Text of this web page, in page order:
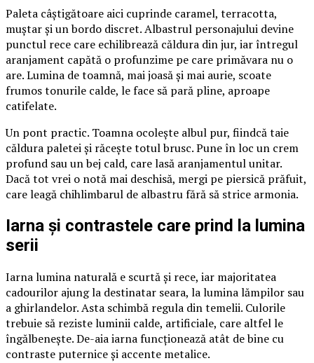
Paleta câștigătoare aici cuprinde caramel, terracotta,
muștar și un bordo discret. Albastrul personajului devine
punctul rece care echilibrează căldura din jur, iar întregul
aranjament capătă o profunzime pe care primăvara nu o
are. Lumina de toamnă, mai joasă și mai aurie, scoate
frumos tonurile calde, le face să pară pline, aproape
catifelate.
Un pont practic. Toamna ocolește albul pur, fiindcă taie
căldura paletei și răcește totul brusc. Pune în loc un crem
profund sau un bej cald, care lasă aranjamentul unitar.
Dacă tot vrei o notă mai deschisă, mergi pe piersică prăfuit,
care leagă chihlimbarul de albastru fără să strice armonia.
Iarna și contrastele care prind la lumina
serii
Iarna lumina naturală e scurtă și rece, iar majoritatea
cadourilor ajung la destinatar seara, la lumina lămpilor sau
a ghirlandelor. Asta schimbă regula din temelii. Culorile
trebuie să reziste luminii calde, artificiale, care altfel le
îngălbenește. De-aia iarna funcționează atât de bine cu
contraste puternice și accente metalice.